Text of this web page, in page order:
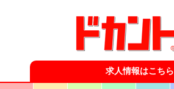
求人情報はこちら